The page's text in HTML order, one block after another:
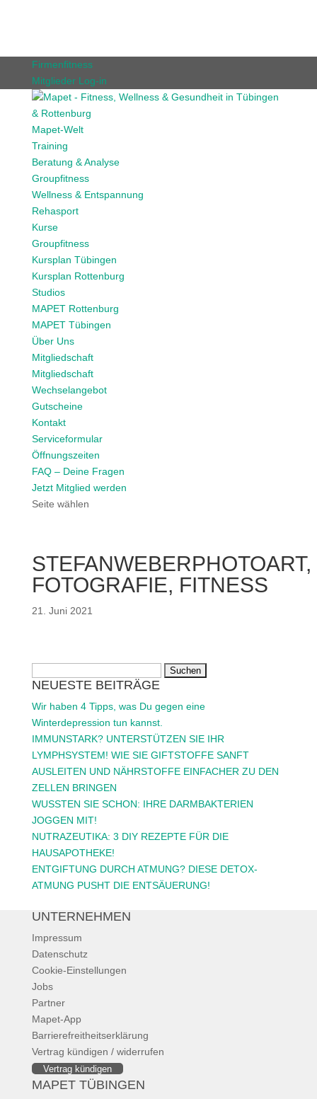
Firmenfitness
Mitglieder Log-in
Mapet-Welt
Training
Beratung & Analyse
Groupfitness
Wellness & Entspannung
Rehasport
Kurse
Groupfitness
Kursplan Tübingen
Kursplan Rottenburg
Studios
MAPET Rottenburg
MAPET Tübingen
Über Uns
Mitgliedschaft
Mitgliedschaft
Wechselangebot
Gutscheine
Kontakt
Serviceformular
Öffnungszeiten
FAQ – Deine Fragen
Jetzt Mitglied werden
Seite wählen
STEFANWEBERPHOTOART,
FOTOGRAFIE, FITNESS
21. Juni 2021
nach:
NEUESTE BEITRÄGE
Wir haben 4 Tipps, was Du gegen eine
Winterdepression tun kannst.
IMMUNSTARK? UNTERSTÜTZEN SIE IHR
LYMPHSYSTEM! WIE SIE GIFTSTOFFE SANFT
AUSLEITEN UND NÄHRSTOFFE EINFACHER ZU DEN
ZELLEN BRINGEN
WUSSTEN SIE SCHON: IHRE DARMBAKTERIEN
JOGGEN MIT!
NUTRAZEUTIKA: 3 DIY REZEPTE FÜR DIE
HAUSAPOTHEKE!
ENTGIFTUNG DURCH ATMUNG? DIESE DETOX-
ATMUNG PUSHT DIE ENTSÄUERUNG!
UNTERNEHMEN
Impressum
Datenschutz
Cookie-Einstellungen
Jobs
Partner
Mapet-App
Barrierefreitheitserklärung
Vertrag kündigen / widerrufen
Vertrag kündigen
MAPET TÜBINGEN